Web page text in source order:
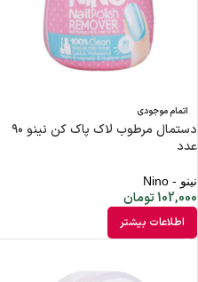
اتمام موجودی
دستمال مرطوب لاک پاک کن نینو ۹۰
عدد
نینو - Nino
102,000تومان
اطلاعات بیشتر